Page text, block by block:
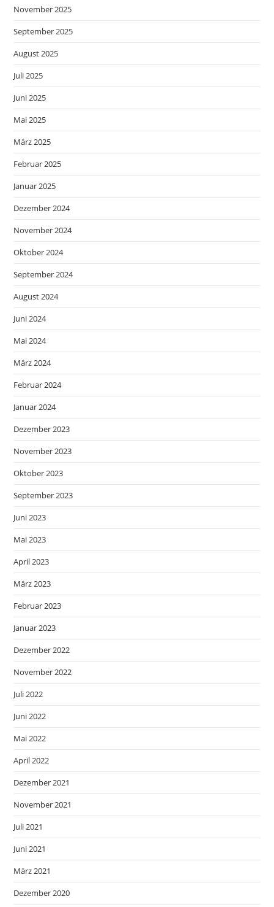
November 2025
September 2025
August 2025
Juli 2025
Juni 2025
Mai 2025
März 2025
Februar 2025
Januar 2025
Dezember 2024
November 2024
Oktober 2024
September 2024
August 2024
Juni 2024
Mai 2024
März 2024
Februar 2024
Januar 2024
Dezember 2023
November 2023
Oktober 2023
September 2023
Juni 2023
Mai 2023
April 2023
März 2023
Februar 2023
Januar 2023
Dezember 2022
November 2022
Juli 2022
Juni 2022
Mai 2022
April 2022
Dezember 2021
November 2021
Juli 2021
Juni 2021
März 2021
Dezember 2020